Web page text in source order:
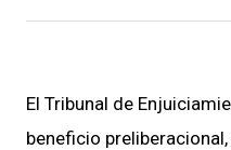
El Tribunal de
beneficio